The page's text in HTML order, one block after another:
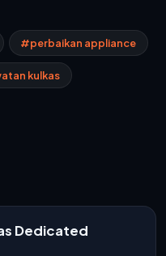
#perbaikan appliance
kulkas
Dedicated